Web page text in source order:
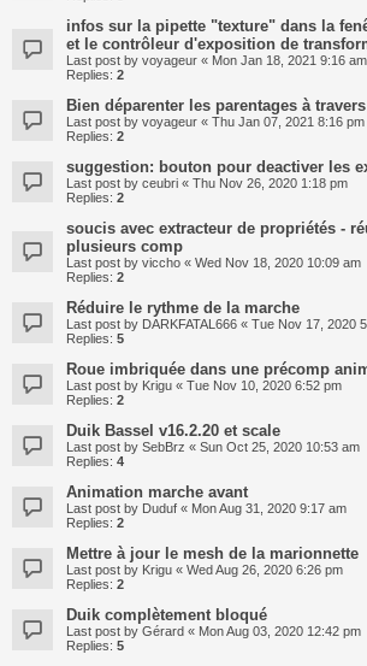
infos sur la pipette "texture" dans la
et le contrôleur d'exposition de
Last post by voyageur « Mon Jan 18, 2021 9:16 am
Replies: 2
Bien déparenter les parentages à
Last post by voyageur « Thu Jan 07, 2021 8:16 pm
Replies: 2
suggestion: bouton pour deactiver les
Last post by ceubri « Thu Nov 26, 2020 1:18 pm
Replies: 2
soucis avec extracteur de propriétés -
plusieurs comp
Last post by viccho « Wed Nov 18, 2020 10:09 am
Replies: 2
Réduire le rythme de la marche
Last post by DARKFATAL666 « Tue Nov 17, 2020
Replies: 5
Roue imbriquée dans une précomp
Last post by Krigu « Tue Nov 10, 2020 6:52 pm
Replies: 2
Duik Bassel v16.2.20 et scale
Last post by SebBrz « Sun Oct 25, 2020 10:53 am
Replies: 4
Animation marche avant
Last post by Duduf « Mon Aug 31, 2020 9:17 am
Replies: 2
Mettre à jour le mesh de la marionnette
Last post by Krigu « Wed Aug 26, 2020 6:26 pm
Replies: 2
Duik complètement bloqué
Last post by Gérard « Mon Aug 03, 2020 12:42 pm
Replies: 5